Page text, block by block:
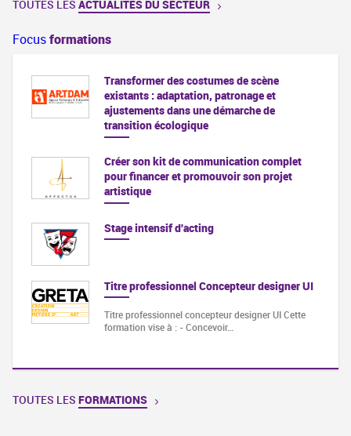
TOUTES LES ACTUALITÉS DU SECTEUR
Focusformations
Transformer des costumes de scène
existants : adaptation, patronage et
ajustements dans une démarche de
transition écologique
Créer son kit de communication complet
pour financer et promouvoir son projet
artistique
Stage intensif d'acting
Titre professionnel Concepteur designer UI
Titre professionnel concepteur designer UI Cette
formation vise à : - Concevoir…
TOUTES LES FORMATIONS